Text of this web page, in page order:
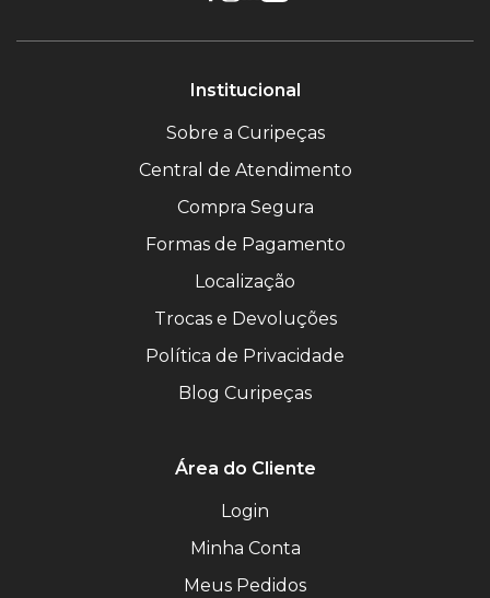
Institucional
Sobre a Curipeças
Central de Atendimento
Compra Segura
Formas de Pagamento
Localização
Trocas e Devoluções
Política de Privacidade
Blog Curipeças
Área do Cliente
Login
Minha Conta
Meus Pedidos